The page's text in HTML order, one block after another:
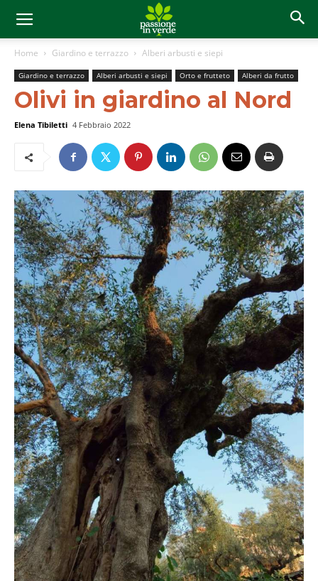
Home Giardino e terrazzo Alberi arbusti e siepi
Giardino e terrazzo Alberi arbusti e siepi Orto e frutteto Alberi da frutto
Olivi in giardino al Nord
Elena Tibiletti 4 Febbraio 2022